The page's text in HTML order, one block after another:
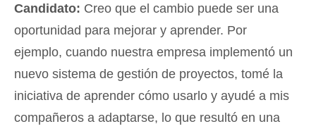
Candidato: Creo que el cambio puede ser una
oportunidad para mejorar y aprender. Por
ejemplo, cuando nuestra empresa implementó un
nuevo sistema de gestión de proyectos, tomé la
iniciativa de aprender cómo usarlo y ayudé a mis
compañeros a adaptarse, lo que resultó en una